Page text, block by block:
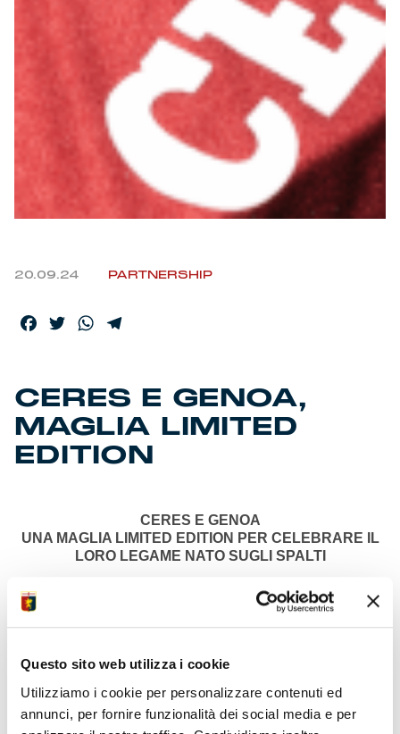
Questo sito web utilizza i cookie
Utilizziamo i cookie per personalizzare contenuti ed
annunci, per fornire funzionalità dei social media e per
20.09.24 PARTNERSHIP
Facebook
TwitterWhatsApp
CERES E GENOA,
MAGLIA LIMITED
EDITION
CERES E GENOA
UNA MAGLIA LIMITED EDITION PER CELEBRARE IL
LORO LEGAME NATO SUGLI SPALTI
Disponibile da oggi la maglia con cui il brand rende
omaggio alla sua storica relazione con i tifosi rossoblù
e che sarà indossata in campo il 21 settembre
Milano, 20 settembre 2024
– Sugli spalti del Ferraris di
Genova Ceres è da sempre una presenza fissa: la tifoseria
rossoblù l’ha eletta birra ufficiosa della squadra ed esposto
il logo del brand anche su striscioni e bandiere. Da oggi, il
sodalizio arriva anche in campo:
Ceres annuncia la